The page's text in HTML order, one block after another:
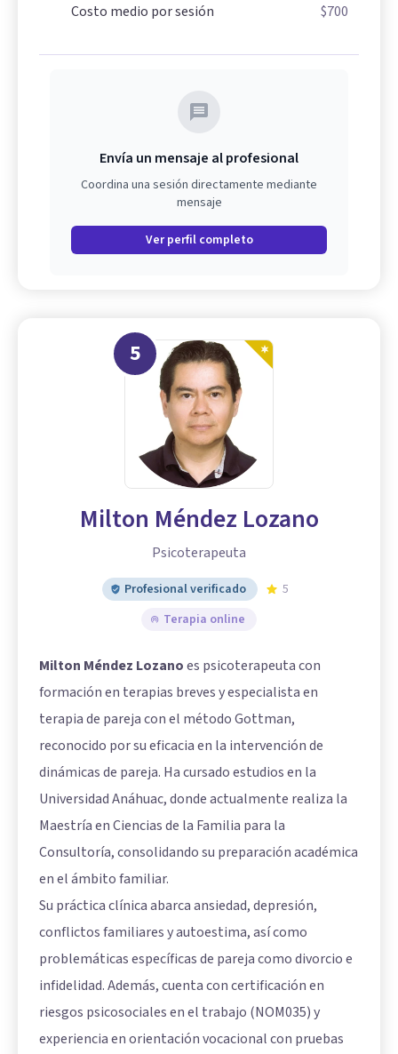
Costo medio por sesión
$700
Envía un mensaje al profesional
Coordina una sesión directamente mediante
mensaje
Ver perfil completo
5
Milton Méndez Lozano
Psicoterapeuta
Profesional verificado
5
Terapia online
Milton Méndez Lozanoes psicoterapeuta con
formación en terapias breves y especialista en
terapia de pareja con el método Gottman,
reconocido por su eficacia en la intervención de
dinámicas de pareja. Ha cursado estudios en la
Universidad Anáhuac, donde actualmente realiza la
Maestría en Ciencias de la Familia para la
Consultoría, consolidando su preparación académica
en el ámbito familiar.
Su práctica clínica abarca ansiedad, depresión,
conflictos familiares y autoestima, así como
problemáticas específicas de pareja como divorcio e
infidelidad. Además, cuenta con certificación en
riesgos psicosociales en el trabajo (NOM035) y
experiencia en orientación vocacional con pruebas